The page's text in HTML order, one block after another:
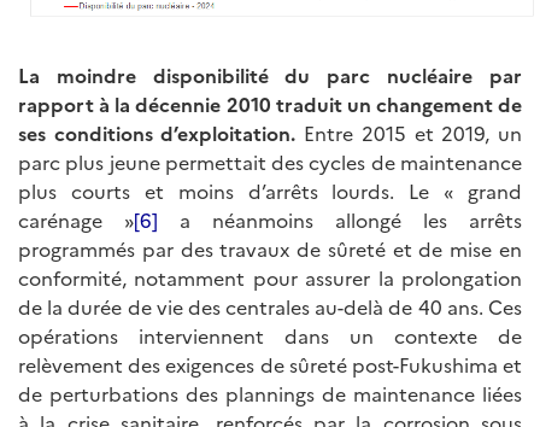
La moindre disponibilité du parc nucléaire par
rapport à la décennie 2010 traduit un changement de
ses conditions d’exploitation. Entre 2015 et 2019, un
parc plus jeune permettait des cycles de maintenance
plus courts et moins d’arrêts lourds. Le « grand
carénage »[6] a néanmoins allongé les arrêts
programmés par des travaux de sûreté et de mise en
conformité, notamment pour assurer la prolongation
de la durée de vie des centrales au-delà de 40 ans. Ces
opérations interviennent dans un contexte de
relèvement des exigences de sûreté post-Fukushima et
de perturbations des plannings de maintenance liées